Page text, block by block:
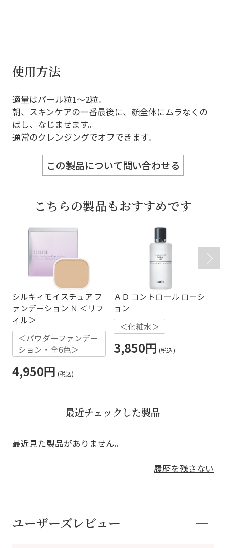
使用方法
適量はパール粒1～2粒。
朝、スキンケアの一番最後に、顔全体にムラなくの
ばし、なじませます。
通常のクレンジングでオフできます。
この製品について問い合わせる
こちらの製品もおすすめです
シルキィモイスチュア フ
ァンデーション Ｎ ＜リフ
ィル＞
＜パウダーファンデー
ション・全6色＞
4,950円
ＡＤ コントロール ローシ
ョン
＜化粧水＞
3,850円
最近チェックした製品
最近見た製品がありません。
履歴を残さない
ユーザーズレビュー